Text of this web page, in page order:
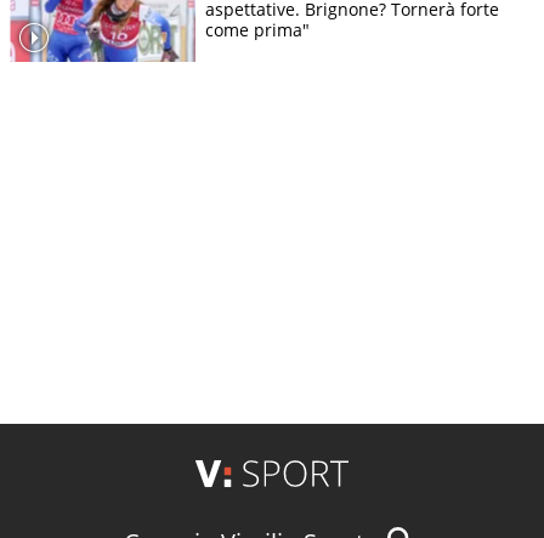
aspettative. Brignone? Tornerà forte
come prima"